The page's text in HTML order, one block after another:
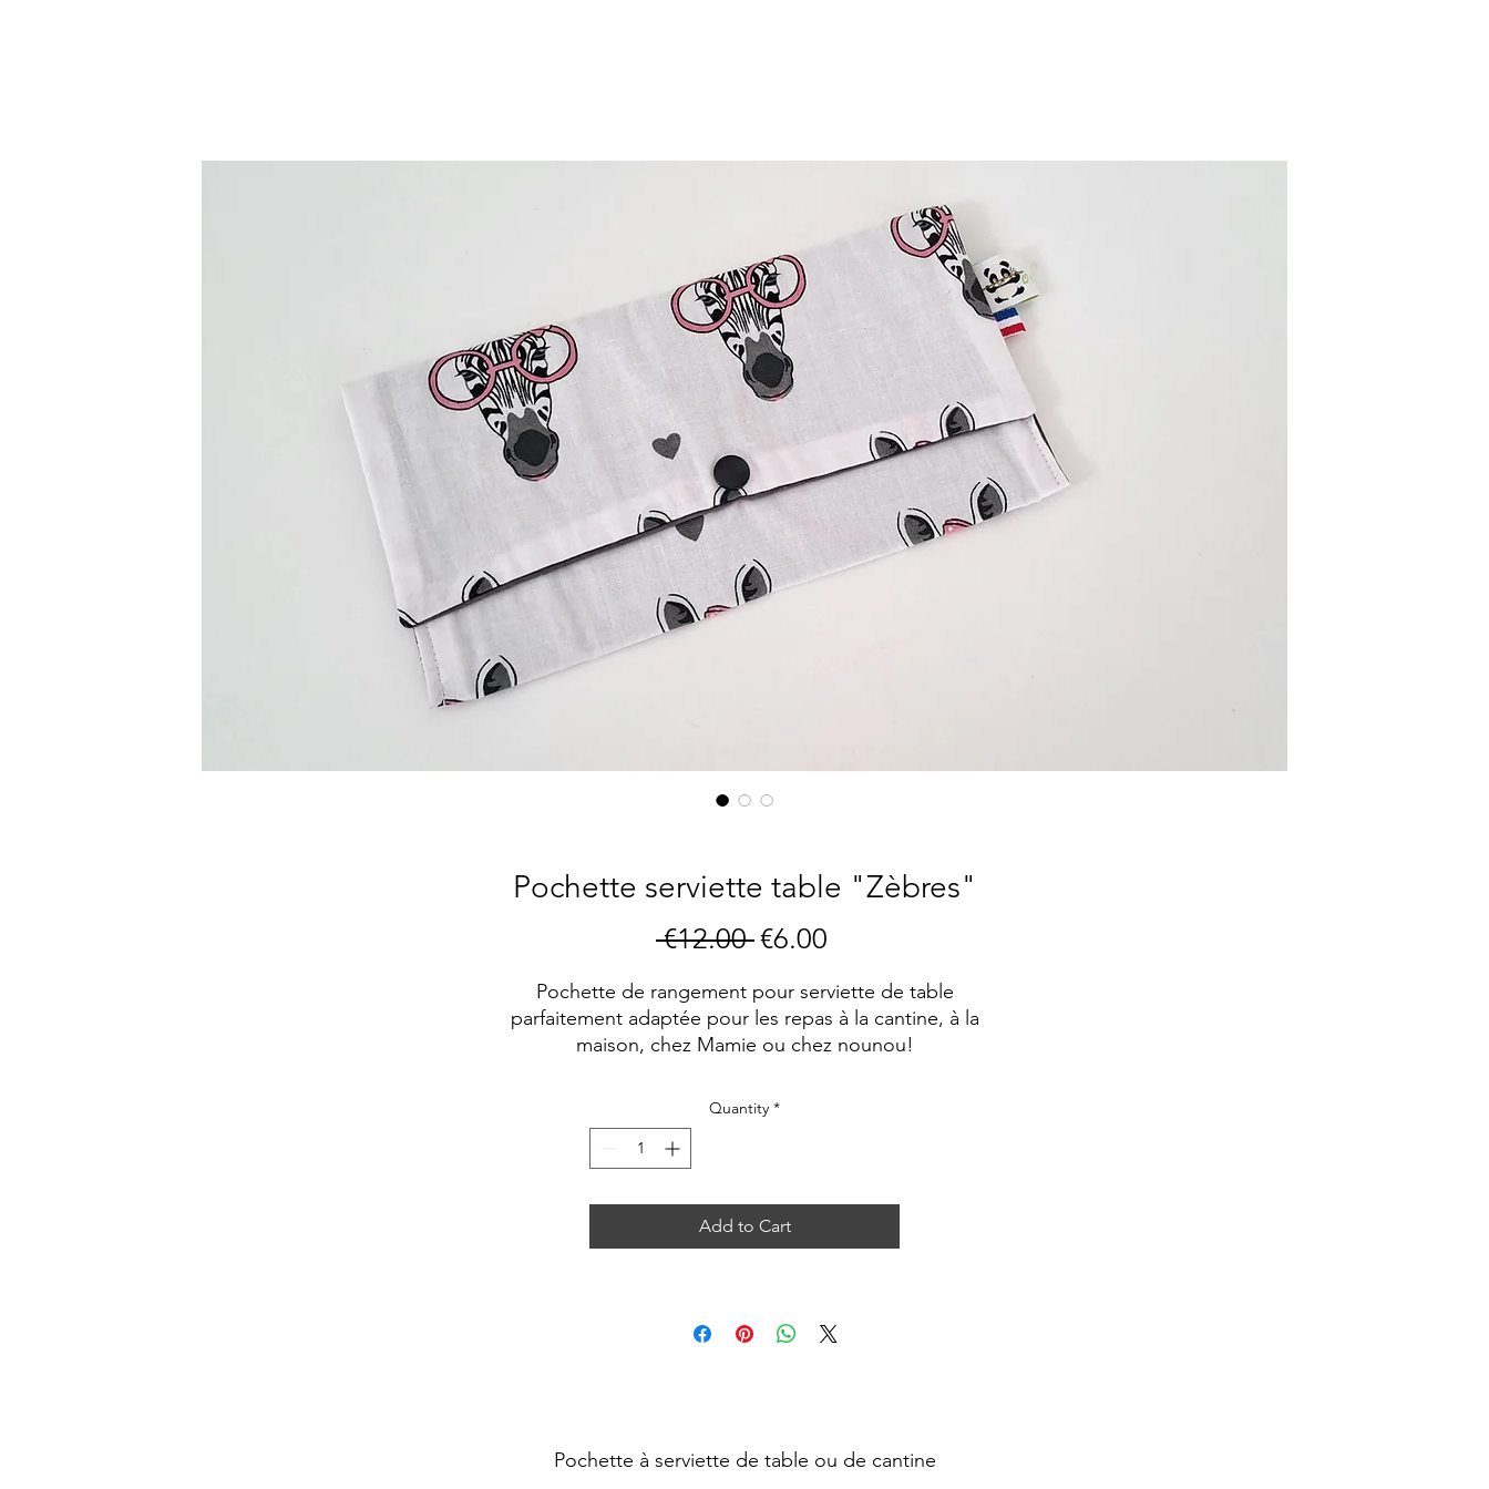
Pochette serviette table "Zèbres"
€12.00 Regular
€6.00
Pochette de rangement pour serviette de table
parfaitement adaptée pour les repas à la cantine, à la
maison, chez Mamie ou chez nounou!
Quantity *
Add to Cart
Pochette à serviette de table ou de cantine